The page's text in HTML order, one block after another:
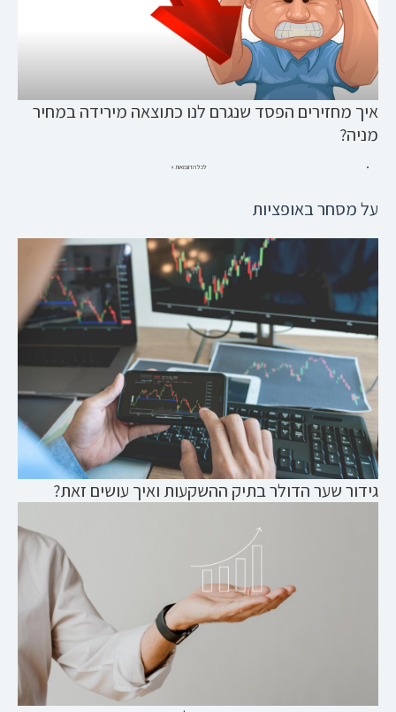
איך מחזירים הפסד שנגרם לנו כתוצאה מירידה במחיר
מניה?
לכל הדוגמאות »
על מסחר באופציות
גידור שער הדולר בתיק ההשקעות ואיך עושים זאת?